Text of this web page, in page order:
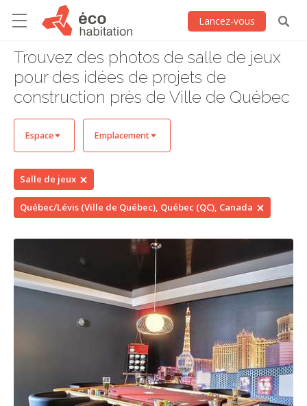
Lancez-vous
Trouvez des photos de salle de jeux
pour des idées de projets de
construction près de Ville de Québec
Espace Emplacement
Salle de jeux
Québec/Lévis (Ville de Québec), Québec (QC), Canada